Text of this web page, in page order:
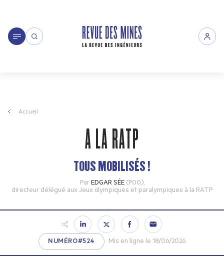
Accueil
A LA RATP
TOUS MOBILISÉS !
Par EDGAR SÉE (P00),
directeur délégué aux Jeux olympiques et paralympiques à la RATP
NUMÉRO#524 Mis en ligne le 18/06/2026